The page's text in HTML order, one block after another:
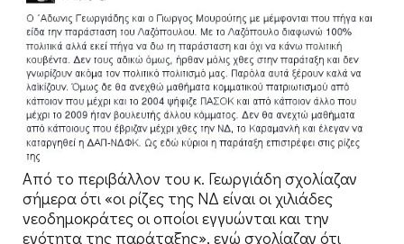
Από το περιβάλλον του κ. Γεωργιάδη σχολίαζαν
σήμερα ότι «οι ρίζες της ΝΔ είναι οι χιλιάδες
νεοδημοκράτες οι οποίοι εγγυώνται και την
ενότητα της παράταξης», ενώ σχολίαζαν ότι